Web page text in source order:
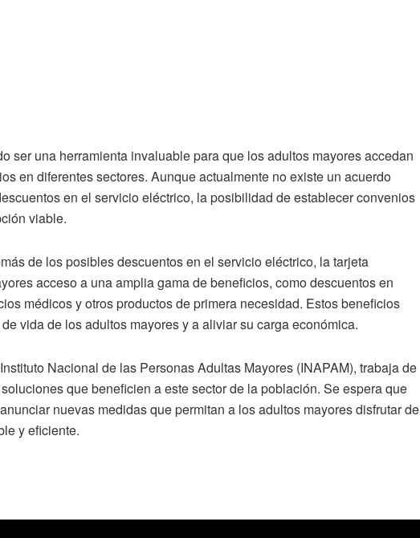
ser una herramienta invaluable para que los adultos mayores accedan
en diferentes sectores. Aunque actualmente no existe un acuerdo
en el servicio eléctrico, la posibilidad de establecer convenios
viable.
de los posibles descuentos en el servicio eléctrico, la tarjeta
acceso a una amplia gama de beneficios, como descuentos en
médicos y otros productos de primera necesidad. Estos beneficios
vida de los adultos mayores y a aliviar su carga económica.
Nacional de las Personas Adultas Mayores (INAPAM), trabaja de
que beneficien a este sector de la población. Se espera que
nuevas medidas que permitan a los adultos mayores disfrutar de
y eficiente.